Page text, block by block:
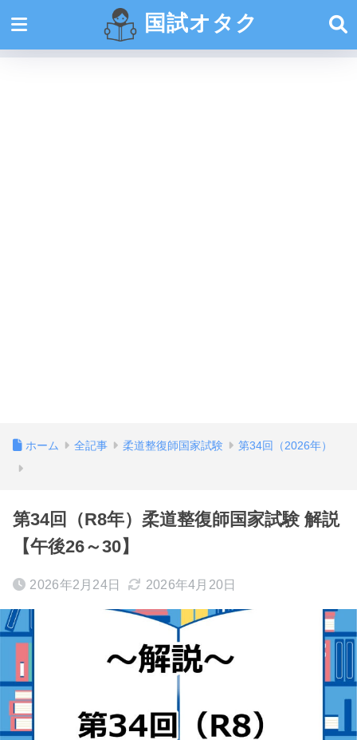
国試オタク
ホーム 全記事 柔道整復師国家試験 第34回（2026年）
第34回（R8年）柔道整復師国家試験 解説
【午後26～30】
2026年2月24日 2026年4月20日